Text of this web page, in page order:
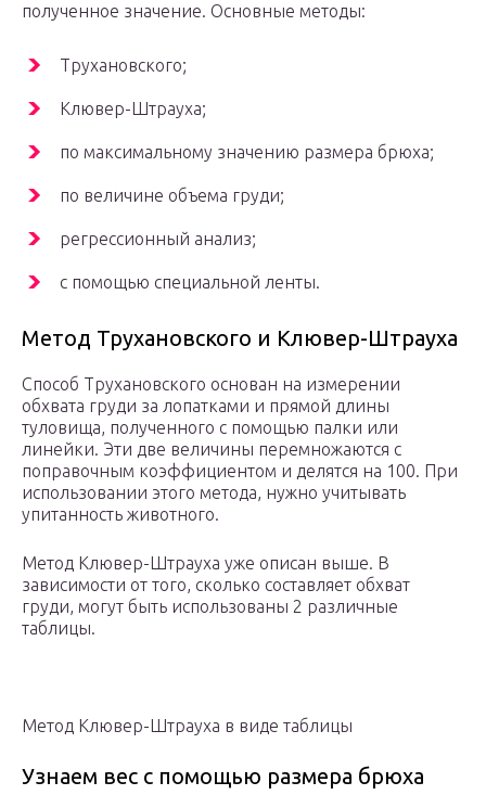
полученное значение. Основные методы:
Трухановского;
Клювер-Штрауха;
по максимальному значению размера брюха;
по величине объема груди;
регрессионный анализ;
с помощью специальной ленты.
Метод Трухановского и Клювер-Штрауха
Способ Трухановского основан на измерении
обхвата груди за лопатками и прямой длины
туловища, полученного с помощью палки или
линейки. Эти две величины перемножаются с
поправочным коэффициентом и делятся на 100. При
использовании этого метода, нужно учитывать
упитанность животного.
Метод Клювер-Штрауха уже описан выше. В
зависимости от того, сколько составляет обхват
груди, могут быть использованы 2 различные
таблицы.
Метод Клювер-Штрауха в виде таблицы
Узнаем вес с помощью размера брюха